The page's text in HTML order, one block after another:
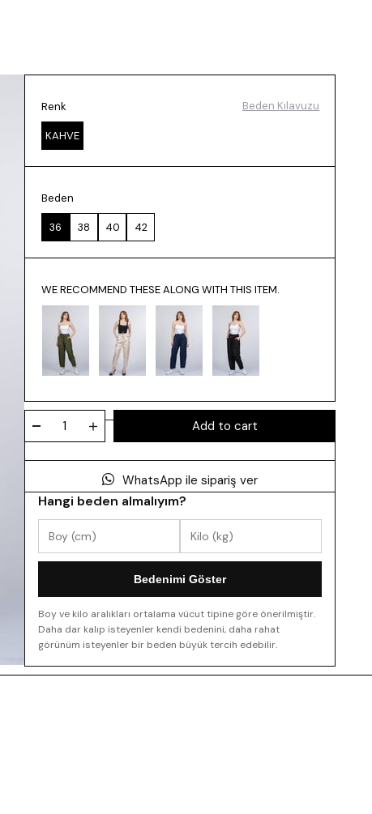
Renk
KAHVE
Beden
36 38 40 42
Beden Kılavuzu
WE RECOMMEND THESE ALONG WITH THIS ITEM.
WhatsApp ile sipariş ver
Hangi beden almalıyım?
Bedenimi Göster
Boy ve kilo aralıkları ortalama vücut tipine göre önerilmiştir.
Daha dar kalıp isteyenler kendi bedenini, daha rahat
görünüm isteyenler bir beden büyük tercih edebilir.